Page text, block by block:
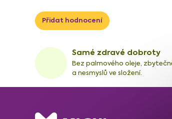
Samé zdravé dobroty
Bez palmového oleje,
a nesmyslů ve složení.
Přidat hodnocení